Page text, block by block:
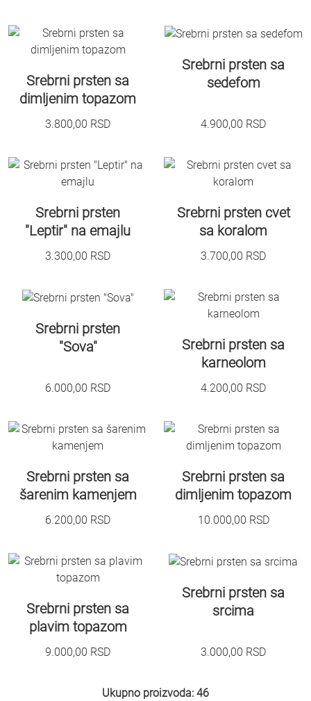
Srebrni prsten sa
dimljenim topazom
3.800,00 RSD
Srebrni prsten sa
sedefom
4.900,00 RSD
Srebrni prsten
"Leptir" na emajlu
3.300,00 RSD
Srebrni prsten cvet
sa koralom
3.700,00 RSD
Srebrni prsten
"Sova"
6.000,00 RSD
Srebrni prsten sa
karneolom
4.200,00 RSD
Srebrni prsten sa
šarenim kamenjem
6.200,00 RSD
Srebrni prsten sa
dimljenim topazom
10.000,00 RSD
Srebrni prsten sa
plavim topazom
9.000,00 RSD
Srebrni prsten sa
srcima
3.000,00 RSD
Ukupno proizvoda: 46